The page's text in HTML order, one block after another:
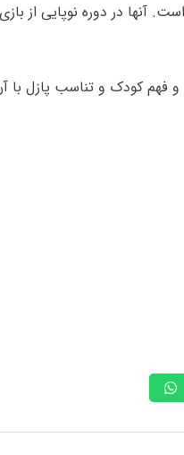
آنها در دوره نوپایی
فهم کودک و تناسب پازل